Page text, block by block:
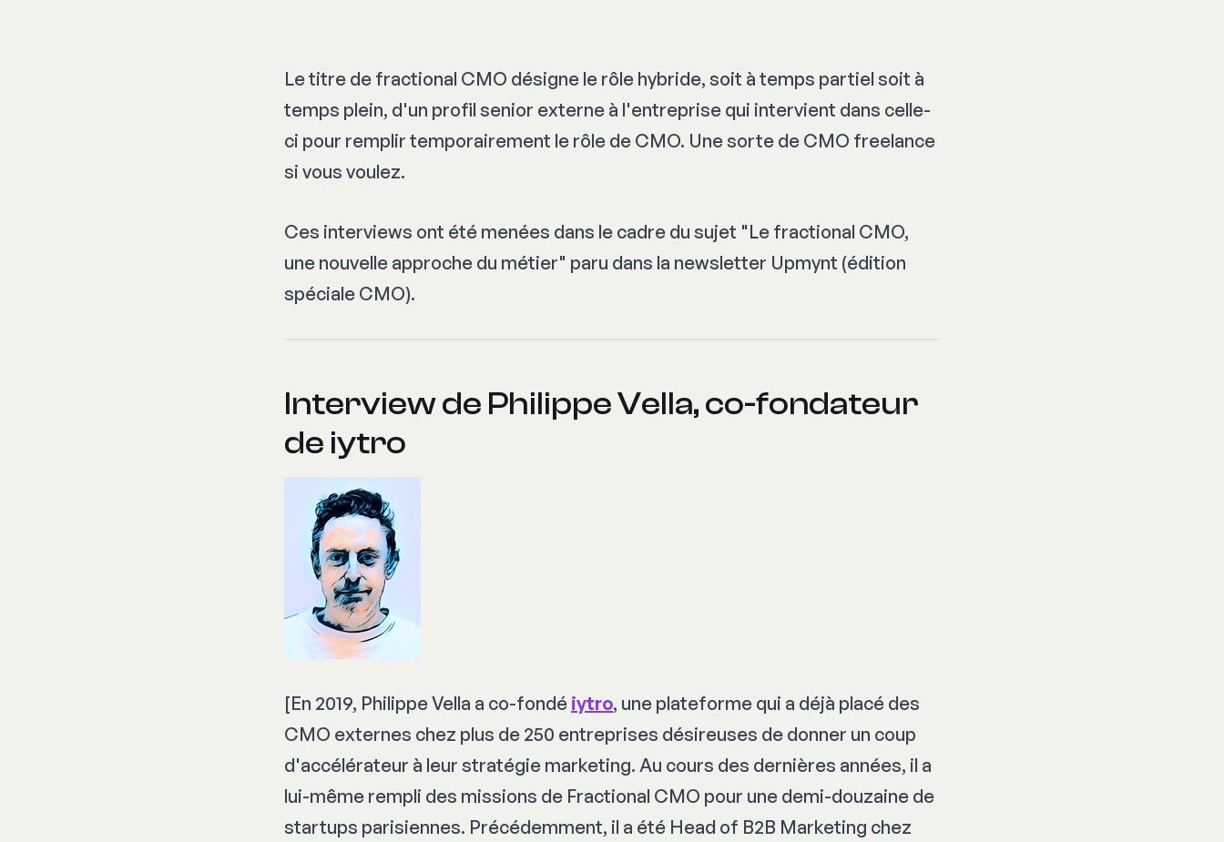
Le titre de fractional CMO désigne le rôle hybride, soit à temps partiel soit à
temps plein, d'un profil senior externe à l'entreprise qui intervient dans celle-
ci pour remplir temporairement le rôle de CMO. Une sorte de CMO freelance
si vous voulez.
Ces interviews ont été menées dans le cadre du sujet "Le fractional CMO,
une nouvelle approche du métier" paru dans la newsletter Upmynt (édition
spéciale CMO).
Interview de Philippe Vella, co-fondateur
de iytro
[En 2019, Philippe Vella a co-fondé iytro, une plateforme qui a déjà placé des
CMO externes chez plus de 250 entreprises désireuses de donner un coup
d'accélérateur à leur stratégie marketing. Au cours des dernières années, il a
lui-même rempli des missions de Fractional CMO pour une demi-douzaine de
startups parisiennes. Précédemment, il a été Head of B2B Marketing chez